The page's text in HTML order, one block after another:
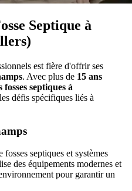
Septique à
est fière d'offrir ses
. Avec plus de 15 ans
septiques à
défis spécifiques liés à
septiques et systèmes
des équipements modernes et
pour garantir un